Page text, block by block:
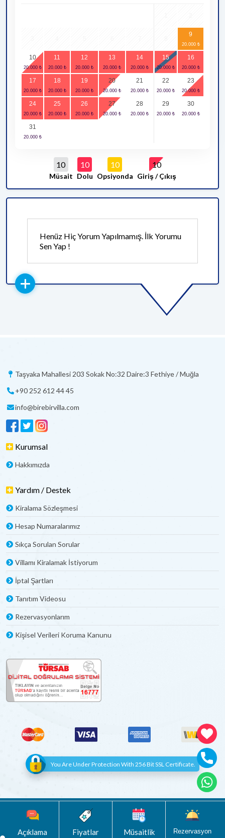
9
10 11 12 13 14 15 16
17 18 19 20 21 22 23
24 25 26 27 28 29 30
31
10
Müsait
10
Dolu
10
Opsiyonda
10
Giriş / Çıkış
Henüz Hiç Yorum Yapılmamış. İlk Yorumu
Sen Yap !
Taşyaka Mahallesi 203 Sokak No:32 Daire:3 Fethiye / Muğla
+90 252 612 44 45
info@birebirvilla.com
Kurumsal
Hakkımızda
Yardım / Destek
Kiralama Sözleşmesi
Hesap Numaralarımız
Sıkça Sorulan Sorular
Villamı Kiralamak İstiyorum
İptal Şartları
Tanıtım Videosu
Rezervasyonlarım
Kişisel Verileri Koruma Kanunu
You Are Under Protection With 256 Bit SSL Certificate.
© Copyright 2012 - 2022 | All Rights Reserved
Açıklama Fiyatlar Müsaitlik Rezervasyon